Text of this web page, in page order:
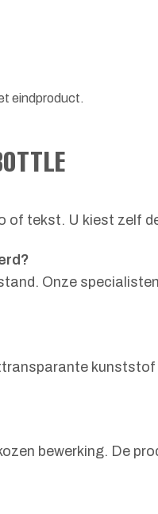
eindproduct.
tekst. U kiest zelf
Onze
bewerking. De